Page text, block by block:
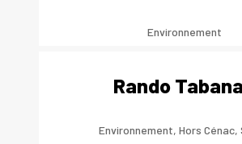
Environnement
Rando
Environnement,Hors Cénac,